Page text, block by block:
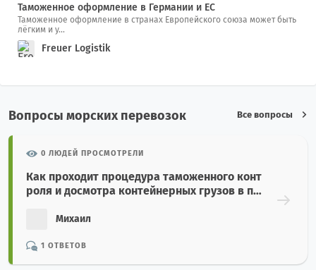
Таможенное оформление в Германии и ЕС
Таможенное оформление в странах Европейского союза может быть
лёгким и у...
Freuer Logistik
Вопросы морских перевозок Все вопросы
0 ЛЮДЕЙ ПРОСМОТРЕЛИ
Как проходит процедура таможенного конт
роля и досмотра контейнерных грузов в по
Михаил
1 ОТВЕТОВ